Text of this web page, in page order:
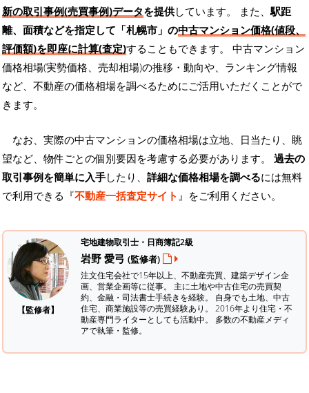
新の取引事例(売買事例)データを提供しています。 また、 駅距
離、面積などを指定して「札幌市」の中古マンション価格(値段、
評価額)を即座に計算(査定)することもできます。 中古マンション
価格相場(実勢価格、売却相場)の推移・動向や、ランキング情報
など、不動産の価格相場を調べるためにご活用いただくことがで
きます。
なお、実際の中古マンションの価格相場は立地、日当たり、眺
望など、物件ごとの個別要因を考慮する必要があります。 過去の
取引事例を簡単に入手したり、 詳細な価格相場を調べるには無料
で利用できる『不動産一括査定サイト 』をご利用ください。
【監修者】
宅地建物取引士・日商簿記2級
岩野 愛弓 (監修者)
注文住宅会社で15年以上、不動産売買、建築デザイン企
画、営業企画等に従事。 主に土地や中古住宅の売買契
約、金融・司法書士手続きを経験。 自身でも土地、中古
住宅、商業施設等の売買経験あり。 2016年より住宅・不
動産専門ライターとしても活動中。 多数の不動産メディ
アで執筆・監修。